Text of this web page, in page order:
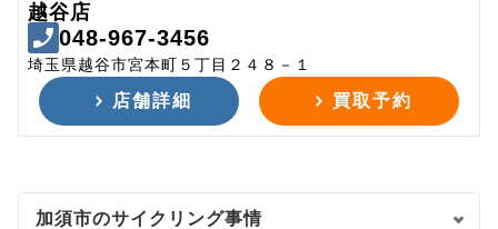
越谷店
048-967-3456
埼玉県越谷市宮本町５丁目２４８－１
店舗詳細 買取予約
加須市のサイクリング事情